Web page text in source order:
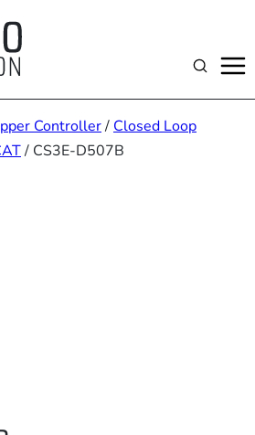
Suchen
Controller/ Closed Loop
/ CS3E-D507B